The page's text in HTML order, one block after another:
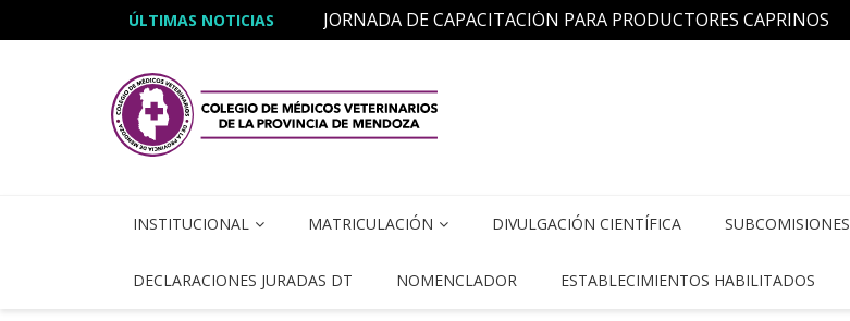
ÚLTIMAS NOTICIAS JORNADA DE CAPACITACIÓN PARA PRODUCTORES CAPRINOS
Curso «Micoterapia Aplicada a Medicina Veterinaria»
INSTITUCIONAL MATRICULACIÓN DIVULGACIÓN CIENTÍFICA SUBCOMISIONES
DECLARACIONES JURADAS DT NOMENCLADOR ESTABLECIMIENTOS HABILITADOS